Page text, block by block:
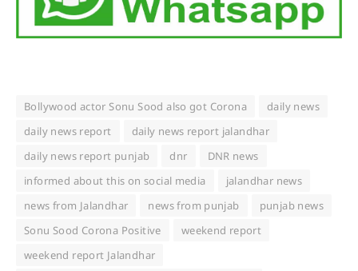
Bollywood actor Sonu Sood also got Corona
daily news
daily news report
daily news report jalandhar
daily news report punjab
dnr
DNR news
informed about this on social media
jalandhar news
news from Jalandhar
news from punjab
punjab news
Sonu Sood Corona Positive
weekend report
weekend report Jalandhar